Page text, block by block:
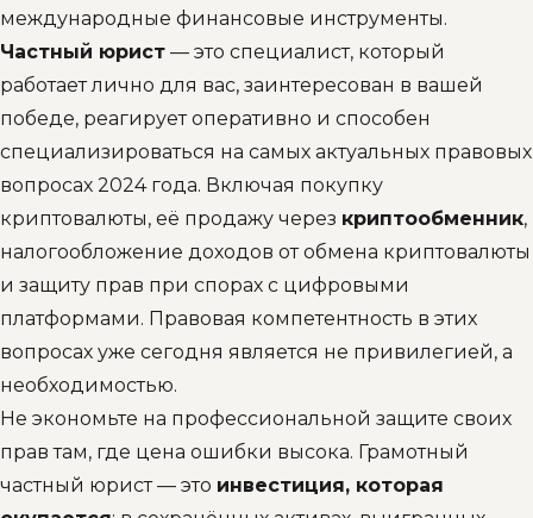
международные финансовые инструменты.
Частный юрист — это специалист, который
работает лично для вас, заинтересован в вашей
победе, реагирует оперативно и способен
специализироваться на самых актуальных правовых
вопросах 2024 года. Включая покупку
криптовалюты, её продажу через криптообменник,
налогообложение доходов от обмена криптовалюты
и защиту прав при спорах с цифровыми
платформами. Правовая компетентность в этих
вопросах уже сегодня является не привилегией, а
необходимостью.
Не экономьте на профессиональной защите своих
прав там, где цена ошибки высока. Грамотный
частный юрист — это инвестиция, которая